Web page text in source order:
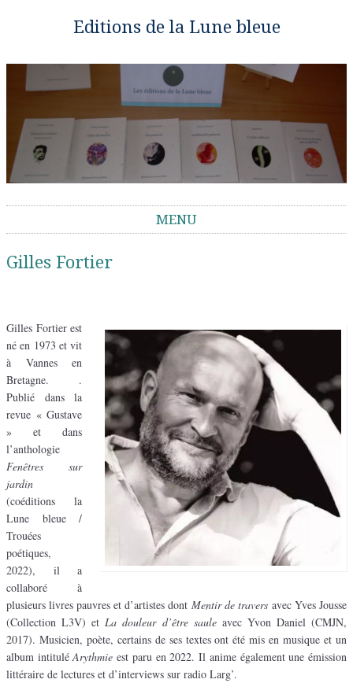
Editions de la Lune bleue
MENU
Gilles Fortier
Gilles Fortier est
né en 1973 et vit
à Vannes en
Bretagne. .
Publié dans la
revue « Gustave
» et dans
l’anthologie
Fenêtres sur
jardin
(coéditions la
Lune bleue /
Trouées
poétiques,
2022), il a
collaboré à
plusieurs livres pauvres et d’artistes dont Mentir de traversavec Yves Jousse
(Collection L3V) etLa douleur d’être sauleavec Yvon Daniel (CMJN,
2017). Musicien, poète, certains de ses textes ont été mis en musique et un
album intituléArythmie est paru en 2022. Il anime également une émission
littéraire de lectures et d’interviews sur radio Larg’.